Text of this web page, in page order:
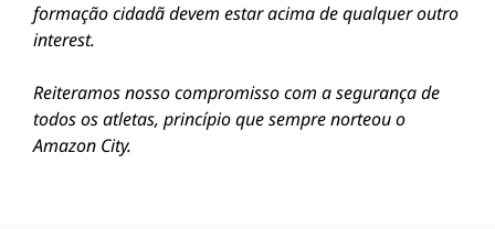
formação cidadã devem estar acima de qualquer outro
interest.
Reiteramos nosso compromisso com a segurança de
todos os atletas, princípio que sempre norteou o
Amazon City.